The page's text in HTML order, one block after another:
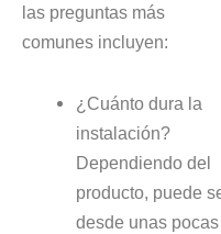
las preguntas más
comunes incluyen:
¿Cuánto dura la
instalación?
Dependiendo del
producto, puede
desde unas pocas